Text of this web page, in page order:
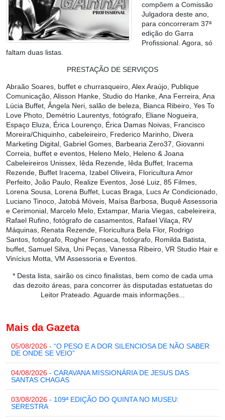
compõem a Comissão
Julgadora deste ano,
para concorreram 37ª
edição do Garra
Profissional. Agora, só
faltam duas listas.
PRESTAÇÃO DE SERVIÇOS
Abraão Soares, buffet e churrasqueiro, Alex Araújo, Publique
Comunicação, Alisson Hanke, Studio do Hanke, Ana Ferreira, Ana
Lúcia Buffet, Ângela Neri, salão de beleza, Bianca Ribeiro, Yes To
Love Photo, Demétrio Laurentys, fotógrafo, Eliane Nogueira,
Espaço Eluza, Érica Lourenço, Érica Damas Noivas, Francisco
Moreira/Chiquinho, cabeleireiro, Frederico Marinho, Divera
Marketing Digital, Gabriel Gomes, Barbearia Zero37, Giovanni
Correia, buffet e eventos, Heleno Melo, Heleno & Joana
Cabeleireiros Unissex, Iêda Rezende, Iêda Buffet, Iracema
Rezende, Buffet Iracema, Izabel Oliveira, Floricultura Amor
Perfeito, João Paulo, Realize Eventos, José Luiz, 85 Filmes,
Lorena Sousa, Lorena Buffet, Lucas Braga, Lucs Ar Condicionado,
Luciano Tinoco, Jatobá Móveis, Maísa Barbosa, Buquê Assessoria
e Cerimonial, Marcelo Melo, Extampar, Maria Viegas, cabeleireira,
Rafael Rufino, fotógrafo de casamentos, Rafael Vilaça, RV
Máquinas, Renata Rezende, Floricultura Bela Flor, Rodrigo
Santos, fotógrafo, Rogher Fonseca, fotógrafo, Romilda Batista,
buffet, Samuel Silva, Uni Peças, Vanessa Ribeiro, VR Studio Hair e
Vinícius Motta, VM Assessoria e Eventos.
* Desta lista, sairão os cinco finalistas, bem como de cada uma
das dezoito áreas, para concorrer às disputadas estatuetas do
Leitor Prateado. Aguarde mais informações...
Mais da Gazeta
05/08/2026 - “O PESO E A DOR SILENCIOSA DE NÃO SABER
DE ONDE SE VEIO”
04/08/2026 - CARAVANA MISSIONÁRIA DE JESUS DAS
SANTAS CHAGAS
03/08/2026 - 109ª EDIÇÃO DO QUINTA NO MUSEU:
SERESTRA